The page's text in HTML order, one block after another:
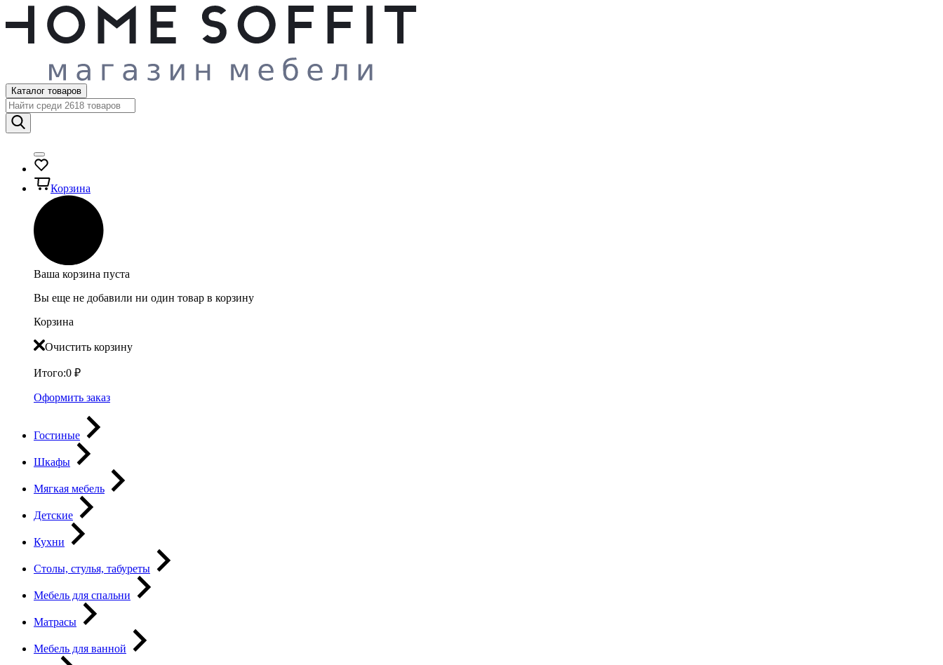
Каталог товаров
Корзина
Ваша корзина пуста
Вы еще не добавили ни один товар в корзину
Корзина
Очистить корзину
Итого:0 ₽
Оформить заказ
Гостиные
Шкафы
Мягкая мебель
Детские
Кухни
Столы, стулья, табуреты
Мебель для спальни
Матрасы
Мебель для ванной